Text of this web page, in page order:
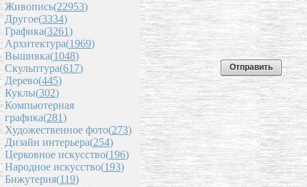
Живопись(22953)
Другое(3334)
Графика(3261)
Архитектура(1969)
Вышивка(1048)
Скульптура(617)
Дерево(445)
Куклы(302)
Компьютерная
графика(281)
Художественное фото(273)
Дизайн интерьера(254)
Церковное искусство(196)
Народное искусство(193)
Бижутерия(119)